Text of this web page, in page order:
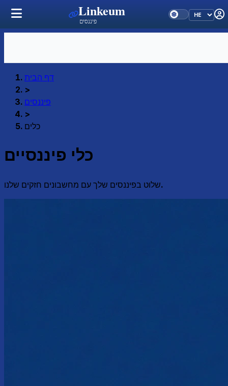
Linkeum
פיננסים
דף הבית
>
פיננסים
>
כלים
כלי פיננסיים
שלוט בפיננסים שלך עם מחשבונים חזקים שלנו.